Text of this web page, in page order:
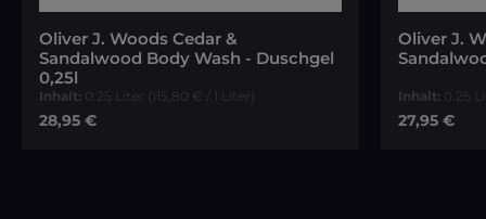
Oliver J. Woods Cedar &
Sandalwood Body Wash - Duschgel
0,25l
Inhalt: 0.25 Liter (115,80 € / 1 Liter)
Regulärer Preis:
28,95 €
Oliver J.
Inhalt: 0.25
Regulärer
27,95 €